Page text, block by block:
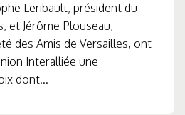
Leribault, président du
et Jérôme Plouseau,
des Amis de Versailles, ont
Interalliée une
dont...